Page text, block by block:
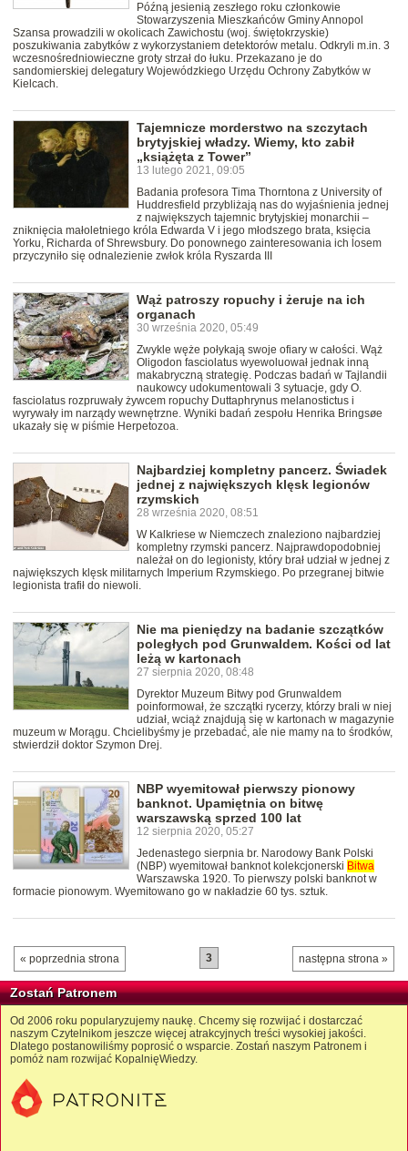
Późną jesienią zeszłego roku członkowie
Stowarzyszenia Mieszkańców Gminy Annopol
Szansa prowadzili w okolicach Zawichostu (woj. świętokrzyskie)
poszukiwania zabytków z wykorzystaniem detektorów metalu. Odkryli m.in. 3
wczesnośredniowieczne groty strzał do łuku. Przekazano je do
sandomierskiej delegatury Wojewódzkiego Urzędu Ochrony Zabytków w
Kielcach.
Tajemnicze morderstwo na szczytach
brytyjskiej władzy. Wiemy, kto zabił
„książęta z Tower”
13 lutego 2021, 09:05
Badania profesora Tima Thorntona z University of
Huddresfield przybliżają nas do wyjaśnienia jednej
z największych tajemnic brytyjskiej monarchii –
zniknięcia małoletniego króla Edwarda V i jego młodszego brata, księcia
Yorku, Richarda of Shrewsbury. Do ponownego zainteresowania ich losem
przyczyniło się odnalezienie zwłok króla Ryszarda III
Wąż patroszy ropuchy i żeruje na ich
organach
30 września 2020, 05:49
Zwykle węże połykają swoje ofiary w całości. Wąż
Oligodon fasciolatus wyewoluował jednak inną
makabryczną strategię. Podczas badań w Tajlandii
naukowcy udokumentowali 3 sytuacje, gdy O.
fasciolatus rozpruwały żywcem ropuchy Duttaphrynus melanostictus i
wyrywały im narządy wewnętrzne. Wyniki badań zespołu Henrika Bringsøe
ukazały się w piśmie Herpetozoa.
Najbardziej kompletny pancerz. Świadek
jednej z największych klęsk legionów
rzymskich
28 września 2020, 08:51
W Kalkriese w Niemczech znaleziono najbardziej
kompletny rzymski pancerz. Najprawdopodobniej
należał on do legionisty, który brał udział w jednej z
największych klęsk militarnych Imperium Rzymskiego. Po przegranej bitwie
legionista trafił do niewoli.
Nie ma pieniędzy na badanie szczątków
poległych pod Grunwaldem. Kości od lat
leżą w kartonach
27 sierpnia 2020, 08:48
Dyrektor Muzeum Bitwy pod Grunwaldem
poinformował, że szczątki rycerzy, którzy brali w niej
udział, wciąż znajdują się w kartonach w magazynie
muzeum w Morągu. Chcielibyśmy je przebadać, ale nie mamy na to środków,
stwierdził doktor Szymon Drej.
NBP wyemitował pierwszy pionowy
banknot. Upamiętnia on bitwę
warszawską sprzed 100 lat
12 sierpnia 2020, 05:27
Jedenastego sierpnia br. Narodowy Bank Polski
(NBP) wyemitował banknot kolekcjonerski Bitwa
Warszawska 1920. To pierwszy polski banknot w
formacie pionowym. Wyemitowano go w nakładzie 60 tys. sztuk.
« poprzednia strona następna strona »
3
Zostań Patronem
Od 2006 roku popularyzujemy naukę. Chcemy się rozwijać i dostarczać
naszym Czytelnikom jeszcze więcej atrakcyjnych treści wysokiej jakości.
Dlatego postanowiliśmy poprosić o wsparcie. Zostań naszym Patronem i
pomóż nam rozwijać KopalnięWiedzy.